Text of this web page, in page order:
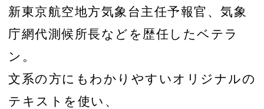
新東京航空地方気象台主任予報官、気象
庁網代測候所長などを歴任したベテラ
ン。
文系の方にもわかりやすいオリジナルの
テキストを使い、